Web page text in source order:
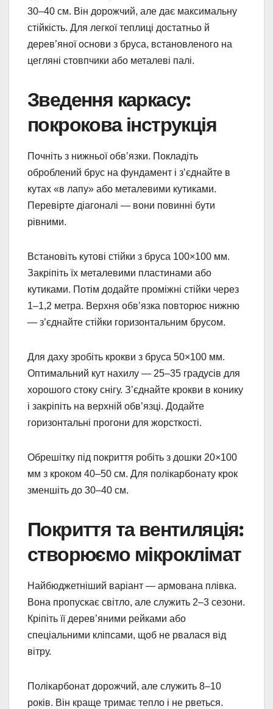
30–40 см. Він дорожчий, але дає максимальну
стійкість. Для легкої теплиці достатньо й
дерев’яної основи з бруса, встановленого на
цегляні стовпчики або металеві палі.
Зведення каркасу:
покрокова інструкція
Почніть з нижньої обв’язки. Покладіть
оброблений брус на фундамент і з’єднайте в
кутах «в лапу» або металевими кутиками.
Перевірте діагоналі — вони повинні бути
рівними.
Встановіть кутові стійки з бруса 100×100 мм.
Закріпіть їх металевими пластинами або
кутиками. Потім додайте проміжні стійки через
1–1,2 метра. Верхня обв’язка повторює нижню
— з’єднайте стійки горизонтальним брусом.
Для даху зробіть крокви з бруса 50×100 мм.
Оптимальний кут нахилу — 25–35 градусів для
хорошого стоку снігу. З’єднайте крокви в конику
і закріпіть на верхній обв’язці. Додайте
горизонтальні прогони для жорсткості.
Обрешітку під покриття робіть з дошки 20×100
мм з кроком 40–50 см. Для полікарбонату крок
зменшіть до 30–40 см.
Покриття та вентиляція:
створюємо мікроклімат
Найбюджетніший варіант — армована плівка.
Вона пропускає світло, але служить 2–3 сезони.
Кріпіть її дерев’яними рейками або
спеціальними кліпсами, щоб не рвалася від
вітру.
Полікарбонат дорожчий, але служить 8–10
років. Він краще тримає тепло і не рветься.